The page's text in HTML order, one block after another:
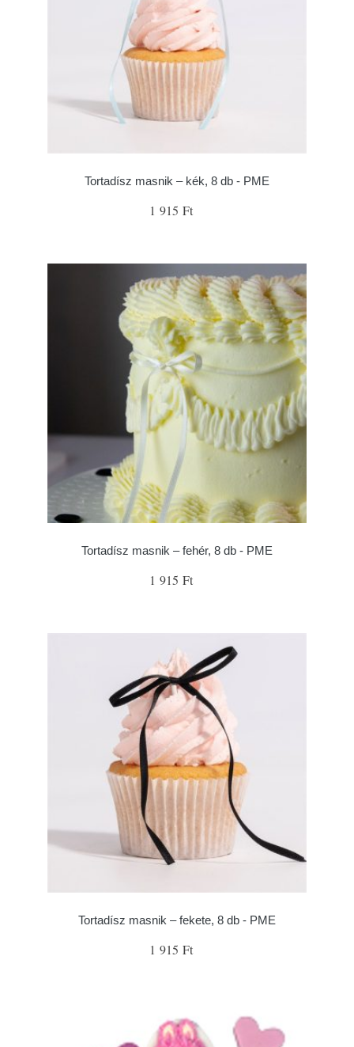
Tortadísz masnik – kék, 8 db - PME
1 915 Ft
Tortadísz masnik – fehér, 8 db - PME
1 915 Ft
Tortadísz masnik – fekete, 8 db - PME
1 915 Ft